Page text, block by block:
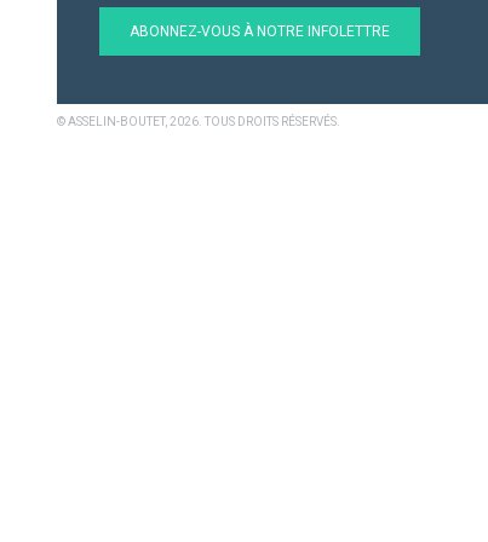
ABONNEZ-VOUS À NOTRE INFOLETTRE
© ASSELIN-BOUTET, 2026. TOUS DROITS RÉSERVÉS.